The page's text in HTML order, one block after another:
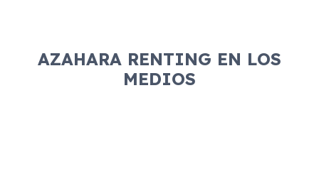
AZAHARA RENTING EN LOS
MEDIOS